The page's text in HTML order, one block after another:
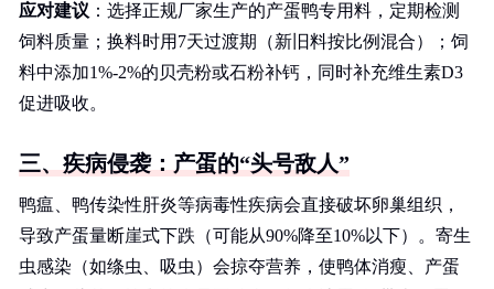
应对建议 ：选择正规厂家生产的产蛋鸭专用料，定期检测
饲料质量；换料时用7天过渡期（新旧料按比例混合）；饲
料中添加1%-2%的贝壳粉或石粉补钙，同时补充维生素D3
促进吸收。
三、疾病侵袭：产蛋的“头号敌人”
鸭瘟、鸭传染性肝炎等病毒性疾病会直接破坏卵巢组织，
导致产蛋量断崖式下跌（可能从90%降至10%以下）。寄生
虫感染（如绦虫、吸虫）会掠夺营养，使鸭体消瘦、产蛋